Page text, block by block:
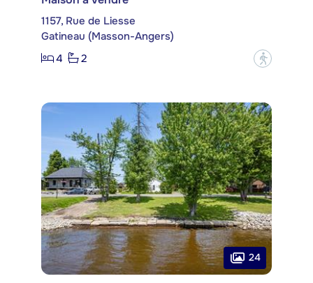
1157, Rue de Liesse
Gatineau (Masson-Angers)
4
2 ?
24